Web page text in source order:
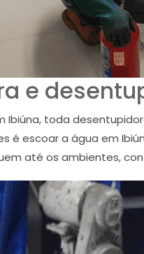
e
Ibiúna, toda
é escoar a água em
até os ambientes,